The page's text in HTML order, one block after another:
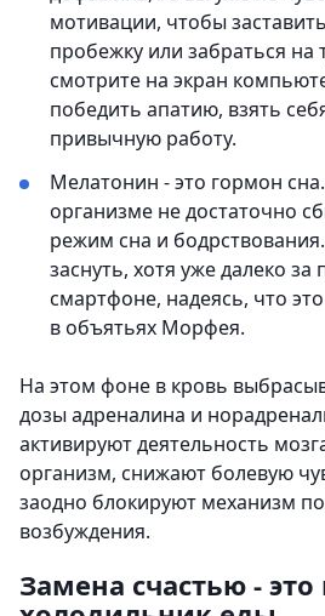
мотивации, чтобы
пробежку или забраться на
смотрите на экран
победить апатию, взять
привычную работу.
Мелатонин - это гормон
организме не достаточно
режим сна и
заснуть, хотя уже далеко
смартфоне, надеясь, что
в объятьях Морфея.
На этом фоне в кровь
дозы адреналина и
активируют деятельность
организм, снижают болевую
заодно блокируют механизм
возбуждения.
Замена счастью -